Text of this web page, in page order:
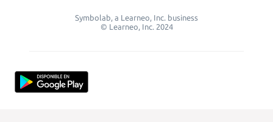
Symbolab, a Learneo, Inc. business
© Learneo, Inc. 2024